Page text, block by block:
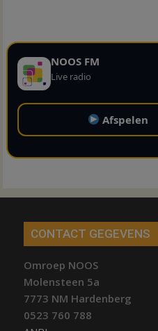
NOOS FM
Live radio
Afspelen
CONTACT GEGEVENS
Omroep NOOS
Molensteen 5a
7773 NM Hardenberg
0523 760 788